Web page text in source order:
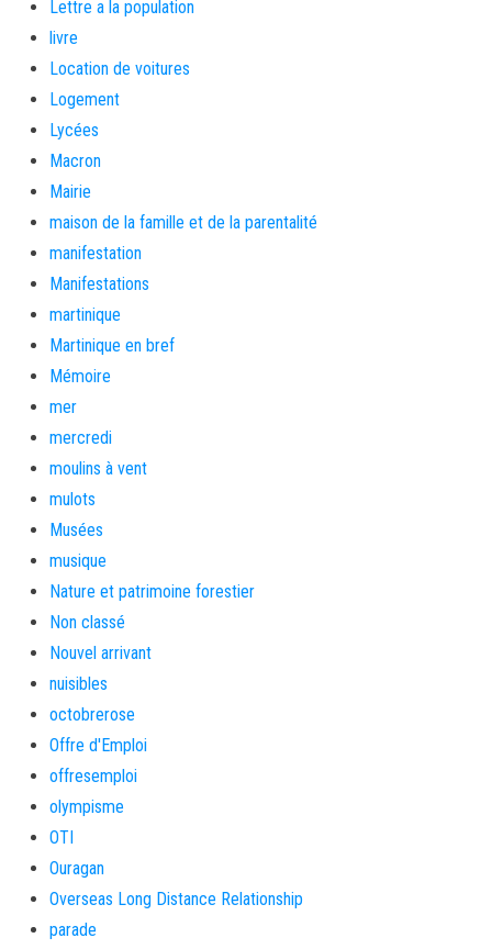
Lettre a la population
livre
Location de voitures
Logement
Lycées
Macron
Mairie
maison de la famille et de la parentalité
manifestation
Manifestations
martinique
Martinique en bref
Mémoire
mer
mercredi
moulins à vent
mulots
Musées
musique
Nature et patrimoine forestier
Non classé
Nouvel arrivant
nuisibles
octobrerose
Offre d'Emploi
offresemploi
olympisme
OTI
Ouragan
Overseas Long Distance Relationship
parade